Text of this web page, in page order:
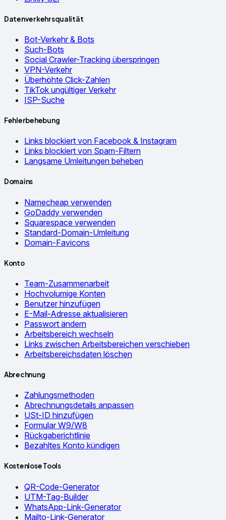
Datenverkehrsqualität
Bot-Verkehr & Bots
Such-Bots
Social Crawler-Tracking überspringen
VPN-Verkehr
Überhöhte Click-Zahlen
TikTok ungültiger Verkehr
ISP-Suche
Fehlerbehebung
Links blockiert von Facebook & Instagram
Links blockiert von Spam-Filtern
Langsame Umleitungen beheben
Domains
Namecheap verwenden
GoDaddy verwenden
Squarespace verwenden
Standard-Domain-Umleitung
Domain-Favicons
Konto
Team-Zusammenarbeit
Hochvolumige Konten
Benutzer hinzufügen
E-Mail-Adresse aktualisieren
Passwort ändern
Arbeitsbereich wechseln
Links zwischen Arbeitsbereichen verschieben
Arbeitsbereichsdaten löschen
Abrechnung
Zahlungsmethoden
Abrechnungsdetails anpassen
USt-ID hinzufügen
Formular W9/W8
Rückgaberichtlinie
Bezahltes Konto kündigen
Kostenlose Tools
QR-Code-Generator
UTM-Tag-Builder
WhatsApp-Link-Generator
Mailto-Link-Generator